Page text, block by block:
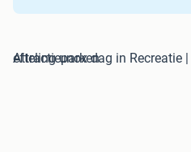
efteling unox dag in Recreatie | Pretparken en Attractieparken